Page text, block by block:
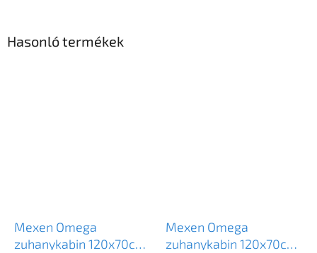
Hasonló termékek
Mexen Omega
zuhanykabin 120x70cm,
Mexen Omega
zuhanykabin 120x70cm,